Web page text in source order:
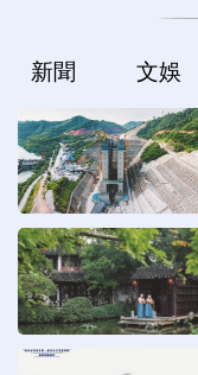
新聞 文娛